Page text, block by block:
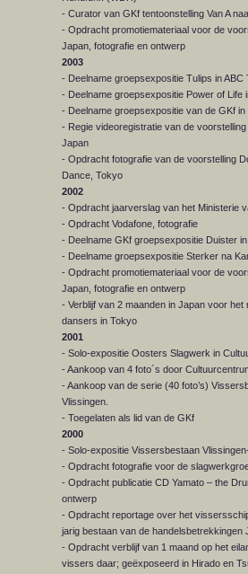
- Curator van GKf tentoonstelling Van A
- Opdracht promotiemateriaal voor de
Japan, fotografie en ontwerp
2003
- Deelname groepsexpositie Tulips in ABC
- Deelname groepsexpositie Power of Life
- Deelname groepsexpositie van de GKf
- Regie videoregistratie van de
Japan
- Opdracht fotografie van de voorstelling
Dance, Tokyo
2002
- Opdracht jaarverslag van het Ministerie
- Opdracht Vodafone, fotografie
- Deelname GKf groepsexpositie Duister
- Deelname groepsexpositie Sterker na
- Opdracht promotiemateriaal voor de
Japan, fotografie en ontwerp
- Verblijf van 2 maanden in Japan voor
dansers in Tokyo
2001
- Solo-expositie Oosters Slagwerk in
- Aankoop van 4 foto´s door
- Aankoop van de serie (40 foto’s)
Vlissingen.
- Toegelaten als lid van de GKf
2000
- Solo-expositie Vissersbestaan
- Opdracht fotografie voor de
- Opdracht publicatie CD Yamato – the
ontwerp
- Opdracht reportage over het
jarig bestaan van de handelsbetrekkingen
- Opdracht verblijf van 1 maand op het
vissers daar; geëxposeerd in Hirado en